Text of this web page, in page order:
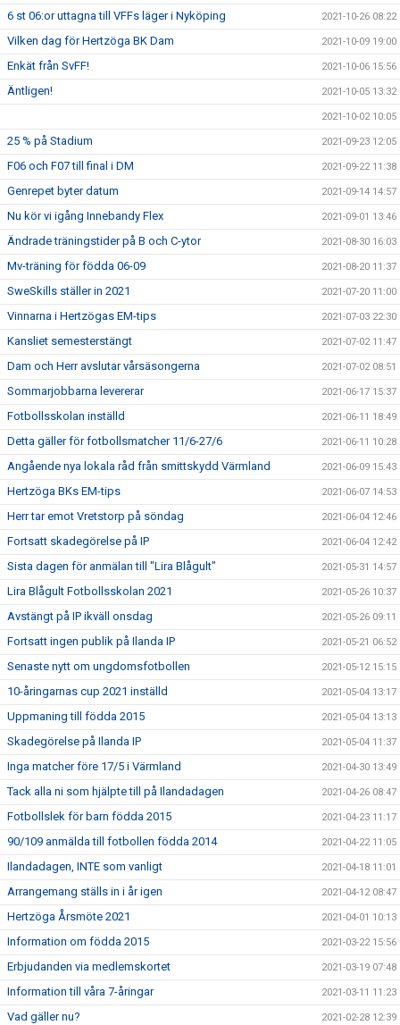
6 st 06:or uttagna till VFFs läger i Nyköping 2021-10-26 08:22
Vilken dag för Hertzöga BK Dam 2021-10-09 19:00
Enkät från SvFF! 2021-10-06 15:56
Äntligen! 2021-10-05 13:32
2021-10-02 10:05
25 % på Stadium 2021-09-23 12:05
F06 och F07 till final i DM 2021-09-22 11:38
Genrepet byter datum 2021-09-14 14:57
Nu kör vi igång Innebandy Flex 2021-09-01 13:46
Ändrade träningstider på B och C-ytor 2021-08-30 16:03
Mv-träning för födda 06-09 2021-08-20 11:37
SweSkills ställer in 2021 2021-07-20 11:00
Vinnarna i Hertzögas EM-tips 2021-07-03 22:30
Kansliet semesterstängt 2021-07-02 11:47
Dam och Herr avslutar vårsäsongerna 2021-07-02 08:51
Sommarjobbarna levererar 2021-06-17 15:37
Fotbollsskolan inställd 2021-06-11 18:49
Detta gäller för fotbollsmatcher 11/6-27/6 2021-06-11 10:28
Angående nya lokala råd från smittskydd Värmland 2021-06-09 15:43
Hertzöga BKs EM-tips 2021-06-07 14:53
Herr tar emot Vretstorp på söndag 2021-06-04 12:46
Fortsatt skadegörelse på IP 2021-06-04 12:42
Sista dagen för anmälan till "Lira Blågult" 2021-05-31 14:57
Lira Blågult Fotbollsskolan 2021 2021-05-26 10:37
Avstängt på IP ikväll onsdag 2021-05-26 09:11
Fortsatt ingen publik på Ilanda IP 2021-05-21 06:52
Senaste nytt om ungdomsfotbollen 2021-05-12 15:15
10-åringarnas cup 2021 inställd 2021-05-04 13:17
Uppmaning till födda 2015 2021-05-04 13:13
Skadegörelse på Ilanda IP 2021-05-04 11:37
Inga matcher före 17/5 i Värmland 2021-04-30 13:49
Tack alla ni som hjälpte till på Ilandadagen 2021-04-26 08:47
Fotbollslek för barn födda 2015 2021-04-23 11:17
90/109 anmälda till fotbollen födda 2014 2021-04-22 11:05
Ilandadagen, INTE som vanligt 2021-04-18 11:01
Arrangemang ställs in i år igen 2021-04-12 08:47
Hertzöga Årsmöte 2021 2021-04-01 10:13
Information om födda 2015 2021-03-22 15:56
Erbjudanden via medlemskortet 2021-03-19 07:48
Information till våra 7-åringar 2021-03-11 11:23
Vad gäller nu? 2021-02-28 12:39